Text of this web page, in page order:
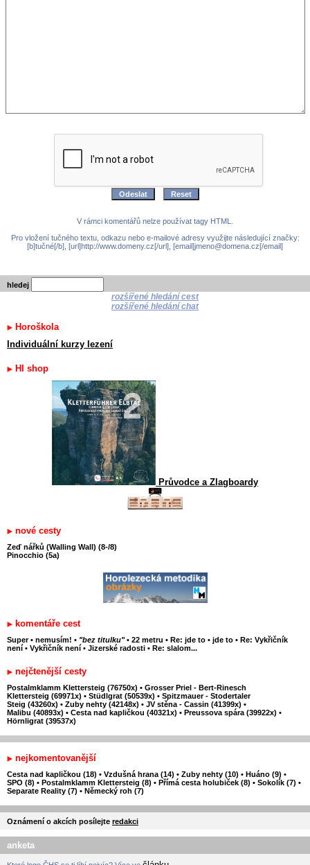
V rámci komentářů nelze používat tagy HTML.
Pro vložení tučného textu, odkazu nebo e-mailové adresy využijte následující značky:
[b]tučné[/b], [url]http://www.domeny.cz[/url], [email]jmeno@domena.cz[/email]
hledej
rozšířené hledání cest
rozšířené hledání chat
Horoškola
Individuální kurzy lezení
HI shop
Průvodce a Zlagboardy
nové cesty
Zeď nářků (Walling Wall) (8-/8)
Pinocchio (5a)
komentáře cest
Super • nemusím! • "bez titulku" • 22 metru • Re: jde to • jde to • Re: Vykřičník
není • Vykřičník není • Jizerské radosti • Re: slalom...
nejčtenější cesty
Postalmklamm Klettersteig (76750x) • Grosser Priel - Bert-Rinesch
Klettersteig (69971x) • Stüdlgrat (50539x) • Spitzmauer - Stodertaler
Steig (43260x) • Zuby nehty (42148x) • JV stěna - Cassin (41399x) •
Malibu (40893x) • Cesta nad kapličkou (40321x) • Preussova spára (39922x) •
Hörnligrat (39537x)
nejkomentovanější
Cesta nad kapličkou (18) • Vzdušná hrana (14) • Zuby nehty (10) • Huáno (9) •
SPO (8) • Postalmklamm Klettersteig (8) • Přímá cesta holubiček (8) • Sokolík (7) •
Separate Reality (7) • Německý roh (7)
Oznámení o akcích posílejte redakci
anketa